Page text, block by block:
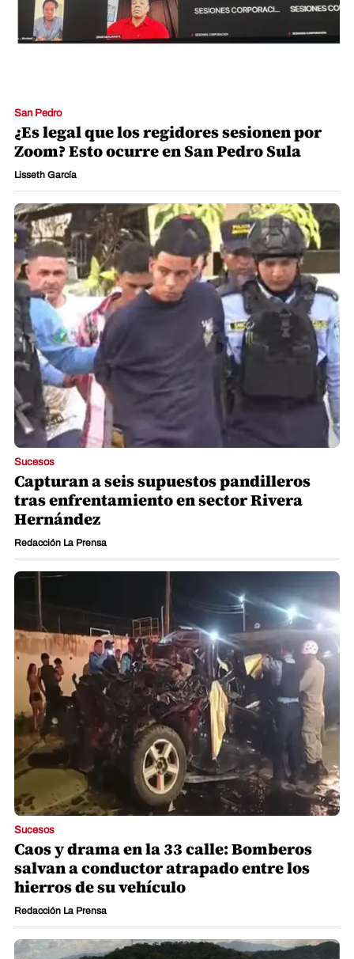
San Pedro
¿Es legal que los regidores sesionen por
Zoom? Esto ocurre en San Pedro Sula
Lisseth García
Sucesos
Capturan a seis supuestos pandilleros
tras enfrentamiento en sector Rivera
Hernández
Redacción La Prensa
Sucesos
Caos y drama en la 33 calle: Bomberos
salvan a conductor atrapado entre los
hierros de su vehículo
Redacción La Prensa